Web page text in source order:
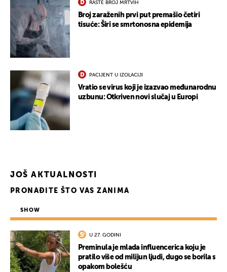
RASTE BROJ MRTVIH
Broj zaraženih prvi put premašio četiri
tisuće: Širi se smrtonosna epidemija
PACIJENT U IZOLACIJI
Vratio se virus koji je izazvao međunarodnu
uzbunu: Otkriven novi slučaj u Europi
JOŠ AKTUALNOSTI
PRONAĐITE ŠTO VAS ZANIMA
SHOW
U 27. GODINI
Preminula je mlada influencerica koju je
pratilo više od milijun ljudi, dugo se borila s
opakom bolešću
UKLJUČITE NOTIFIKACIJE